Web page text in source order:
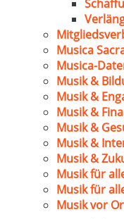
Musica
Musica-
Musik &
Musik &
Musik &
Musik &
Musik &
Musik &
Musik für
Musik für
Musik vor